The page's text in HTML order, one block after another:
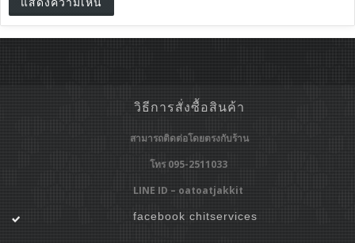
วิธีการสั่งซื้อสินค้า
สามารถติดต่อโดยตรงกับร้าน
โทร 095-2511033
LINE ID – oatoatjakkit
facebook chitservices